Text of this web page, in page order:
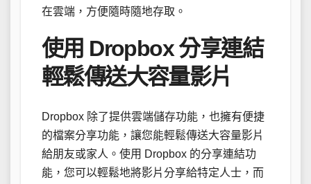
在雲端，方便隨時隨地存取。
使用 Dropbox 分享連結
輕鬆傳送大容量影片
Dropbox 除了提供雲端儲存功能，也擁有便捷
的檔案分享功能，讓您能輕鬆傳送大容量影片
給朋友或家人。使用 Dropbox 的分享連結功
能，您可以輕鬆地將影片分享給特定人士，而